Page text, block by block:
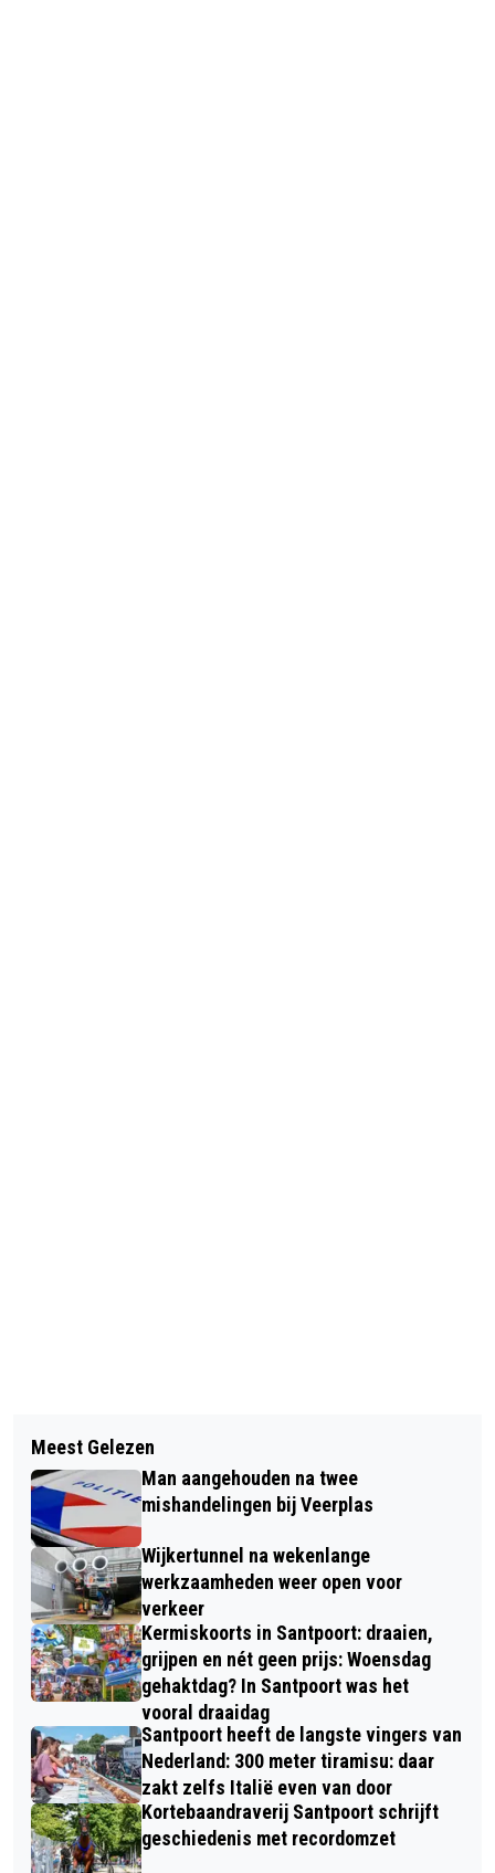
TECHPORT EN AMSTERDAM IJMUIDEN
OFFSHORE PORTS GAAN MET ELKAAR
IN ZEE
VERHAAL VAN DE DAG: WEINIG
‘HAAN’ DANKZIJ KELLOGG’S
Meest Gelezen
Man aangehouden na twee
mishandelingen bij Veerplas
Wijkertunnel na wekenlange
werkzaamheden weer open voor
verkeer
Kermiskoorts in Santpoort: draaien,
grijpen en nét geen prijs: Woensdag
gehaktdag? In Santpoort was het
vooral draaidag
Santpoort heeft de langste vingers van
Nederland: 300 meter tiramisu: daar
zakt zelfs Italië even van door
Kortebaandraverij Santpoort schrijft
geschiedenis met recordomzet